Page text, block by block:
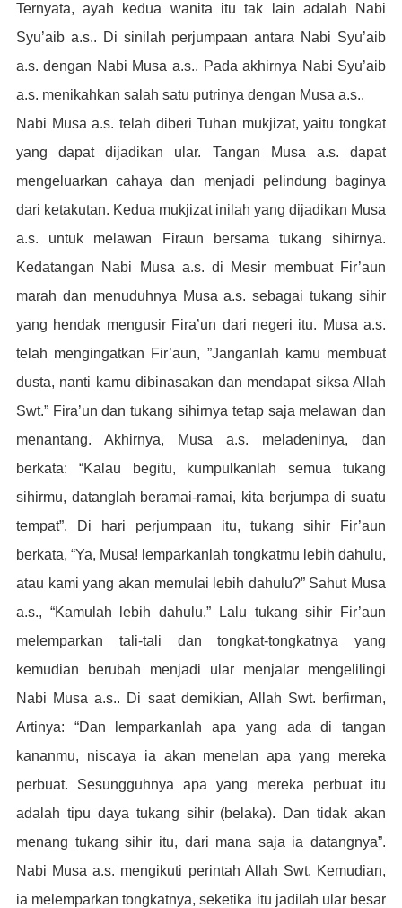
Ternyata, ayah kedua wanita itu tak lain adalah Nabi
Syu’aib a.s.. Di sinilah perjumpaan antara Nabi Syu’aib
a.s. dengan Nabi Musa a.s.. Pada akhirnya Nabi Syu’aib
a.s. menikahkan salah satu putrinya dengan Musa a.s..
Nabi Musa a.s. telah diberi Tuhan mukjizat, yaitu tongkat
yang dapat dijadikan ular. Tangan Musa a.s. dapat
mengeluarkan cahaya dan menjadi pelindung baginya
dari ketakutan. Kedua mukjizat inilah yang dijadikan Musa
a.s. untuk melawan Firaun bersama tukang sihirnya.
Kedatangan Nabi Musa a.s. di Mesir membuat Fir’aun
marah dan menuduhnya Musa a.s. sebagai tukang sihir
yang hendak mengusir Fira’un dari negeri itu. Musa a.s.
telah mengingatkan Fir’aun, ”Janganlah kamu membuat
dusta, nanti kamu dibinasakan dan mendapat siksa Allah
Swt.” Fira’un dan tukang sihirnya tetap saja melawan dan
menantang. Akhirnya, Musa a.s. meladeninya, dan
berkata: “Kalau begitu, kumpulkanlah semua tukang
sihirmu, datanglah beramai-ramai, kita berjumpa di suatu
tempat”. Di hari perjumpaan itu, tukang sihir Fir’aun
berkata, “Ya, Musa! lemparkanlah tongkatmu lebih dahulu,
atau kami yang akan memulai lebih dahulu?” Sahut Musa
a.s., “Kamulah lebih dahulu.” Lalu tukang sihir Fir’aun
melemparkan tali-tali dan tongkat-tongkatnya yang
kemudian berubah menjadi ular menjalar mengelilingi
Nabi Musa a.s.. Di saat demikian, Allah Swt. berfirman,
Artinya: “Dan lemparkanlah apa yang ada di tangan
kananmu, niscaya ia akan menelan apa yang mereka
perbuat. Sesungguhnya apa yang mereka perbuat itu
adalah tipu daya tukang sihir (belaka). Dan tidak akan
menang tukang sihir itu, dari mana saja ia datangnya”.
Nabi Musa a.s. mengikuti perintah Allah Swt. Kemudian,
ia melemparkan tongkatnya, seketika itu jadilah ular besar